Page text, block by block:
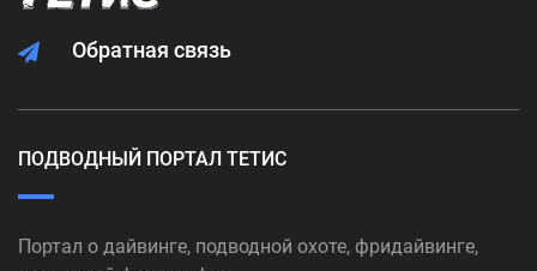
Обратная связь
ПОДВОДНЫЙ ПОРТАЛ ТЕТИС
Портал о дайвинге, подводной охоте, фридайвинге,